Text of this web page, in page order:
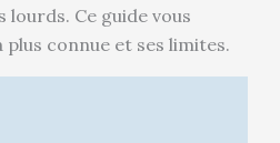
lourds. Ce guide vous
plus connue et ses limites.